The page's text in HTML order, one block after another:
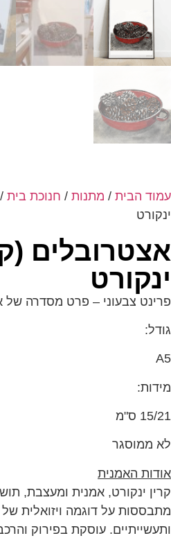
עמוד הבית / מתנות / חנוכת בית
ינקורט
ינקורט
פרינט צבעוני – פרט מסדרה של
גודל:
A5
מידות:
15/21 ס"מ
לא ממוסגר
אודות האמנית
קרין ינקורט, אמנית ומעצבת,
מתבססות על דוגמה ויזואלית של
ותעשייתיים. עוסקת בפירוק